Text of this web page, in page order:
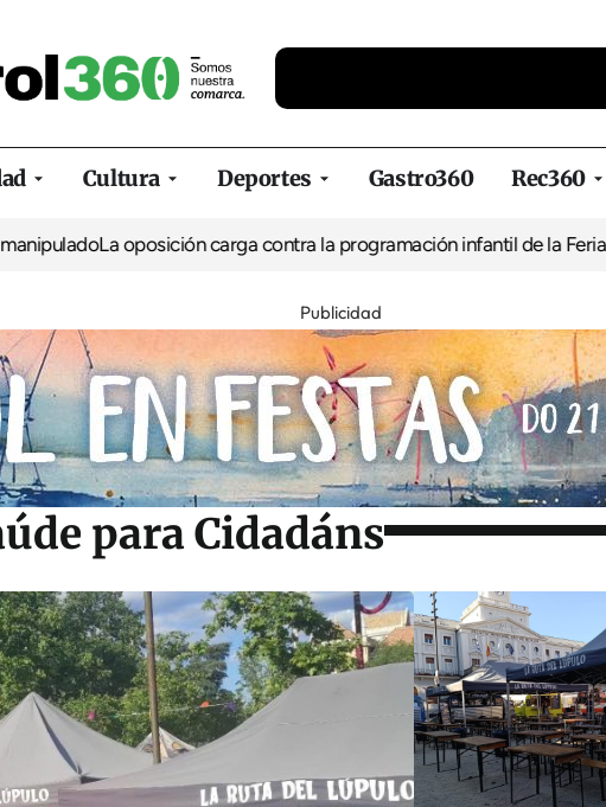
Cultura Deportes Gastro360 Rec360
La oposición carga contra la programación infantil de la Feria de la
Publicidad
para Cidadáns